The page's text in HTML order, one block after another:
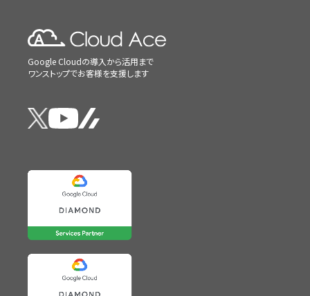
Google Cloudの導入から活用まで
ワンストップでお客様を支援します